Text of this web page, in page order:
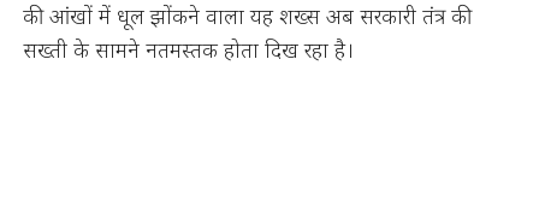
की आंखों में धूल झोंकने वाला यह शख्स अब सरकारी तंत्र की
सख्ती के सामने नतमस्तक होता दिख रहा है।